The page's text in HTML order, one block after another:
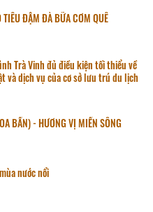
TIÊU ĐẬM ĐÀ BỮA CƠM QUÊ
Trà Vinh đủ điều kiện tối thiểu về
và dịch vụ của cơ sở lưu trú du lịch
BẦN) - HƯƠNG VỊ MIỀN SÔNG
nước nổi